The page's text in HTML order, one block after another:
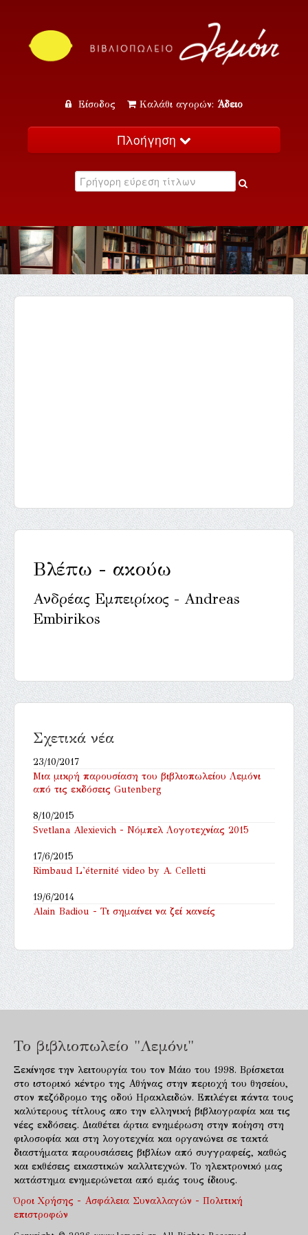
Είσοδος Καλάθι αγορών: Άδειο
Πλοήγηση
Κατάλογος
Εκδηλώσεις
Επικοινωνία
Βλέπω - ακούω
Ανδρέας Εμπειρίκος - Andreas
Embirikos
Σχετικά νέα
23/10/2017
Μια μικρή παρουσίαση του βιβλιοπωλείου Λεμόνι
από τις εκδόσεις Gutenberg
8/10/2015
Svetlana Alexievich - Νόμπελ Λογοτεχνίας 2015
17/6/2015
Rimbaud L'éternité video by A. Celletti
19/6/2014
Alain Badiou - Τι σημαίνει να ζεί κανείς
Το βιβλιοπωλείο "Λεμόνι"
Ξεκίνησε την λειτουργία του τον Μάιο του 1998. Βρίσκεται
στο ιστορικό κέντρο της Αθήνας στην περιοχή του θησείου,
στον πεζόδρομο της οδού Ηρακλειδών. Επιλέγει πάντα τους
καλύτερους τίτλους απο την ελληνική βιβλιογραφία και τις
νέες εκδόσεις. Διαθέτει άρτια ενημέρωση στην ποίηση στη
φιλοσοφία και στη λογοτεχνία και οργανώνει σε τακτά
διαστήματα παρουσιάσεις βιβλίων από συγγραφείς, καθώς
και εκθέσεις εικαστικών καλλιτεχνών. Το ηλεκτρονικό μας
κατάστημα ενημερώνεται από εμάς τους ίδιους.
Όροι Χρήσης - Ασφάλεια Συναλλαγών - Πολιτική
επιστροφών